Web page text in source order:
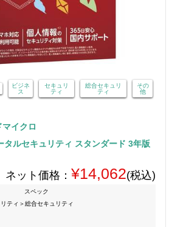
ビジネ
ス
セキュリ
ティ
総合セキュリ
ティ
その
他
イクロ
タルセキュリティ スタンダード 3年版
ネット価格： ¥14,062(税込)
スペック
ティ＞総合セキュリティ